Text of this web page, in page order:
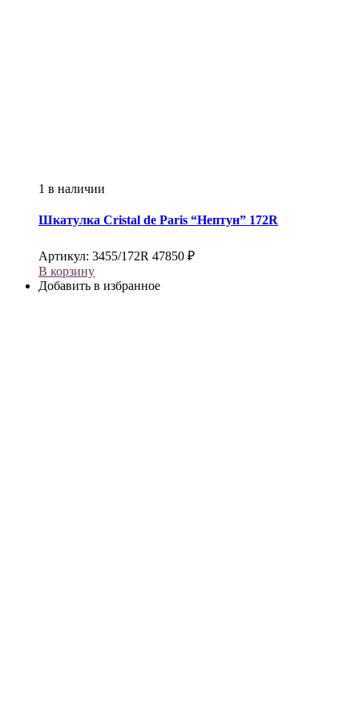
1 в наличии
Шкатулка Cristal de Paris “Нептун” 172R
Артикул: 3455/172R 47850 ₽
В корзину
Добавить в избранное